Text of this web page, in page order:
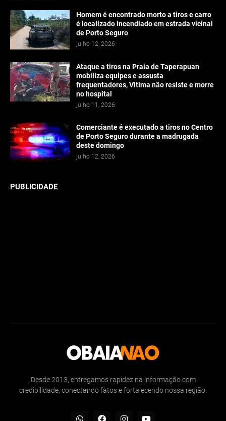
Homem é encontrado morto a tiros e carro
é localizado incendiado em estrada vicinal
de Porto Seguro
julho 12, 2026
Ataque a tiros na Praia de Taperapuan
mobiliza equipes e assusta
frequentadores, Vitima não resiste e morre
no hospital
julho 11, 2026
Comerciante é executado a tiros no Centro
de Porto Seguro durante a madrugada
deste domingo
julho 12, 2026
PUBLICIDADE
Desde 2013, entregamos rapidez na informação com
credibilidade, conectando fatos e fortalecendo nossa região.